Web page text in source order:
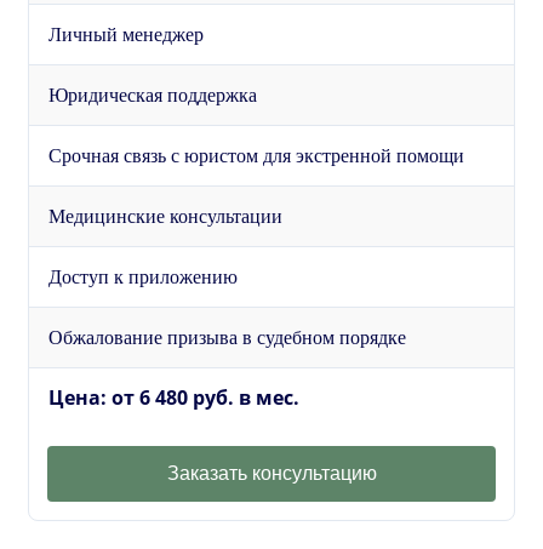
Личный менеджер
Юридическая поддержка
Срочная связь с юристом для экстренной помощи
Медицинские консультации
Доступ к приложению
Обжалование призыва в судебном порядке
Цена: от 6 480 руб. в мес.
Заказать консультацию